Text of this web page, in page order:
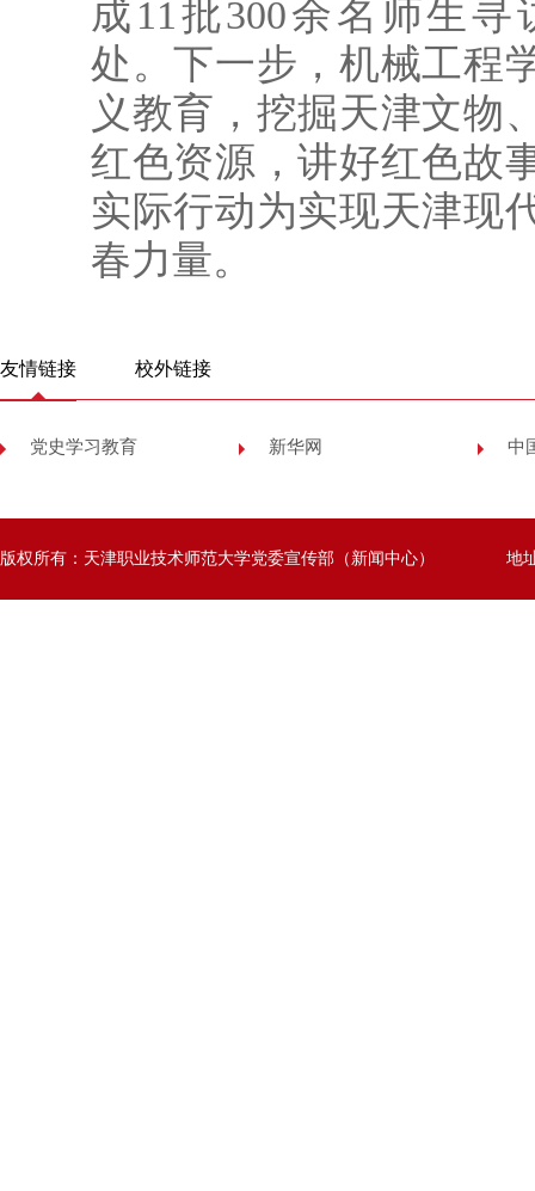
成11批300余名师生
处。下一步，机械工程
义教育，挖掘天津文物
红色资源，讲好红色故
实际行动为实现天津现
春力量。
友情链接 校外链接
党史学习教育 新华网 中
版权所有：天津职业技术师范大学党委宣传部（新闻中心） 地